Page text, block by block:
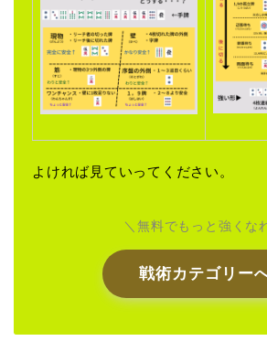
よければ見ていってください。
＼無料でもっと強くな
戦術カテゴリー